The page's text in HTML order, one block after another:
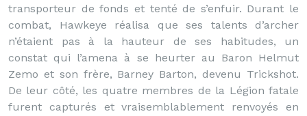
transporteur de fonds et tenté de s’enfuir. Durant le
combat, Hawkeye réalisa que ses talents d’archer
n’étaient pas à la hauteur de ses habitudes, un
constat qui l’amena à se heurter au Baron Helmut
Zemo et son frère, Barney Barton, devenu Trickshot.
De leur côté, les quatre membres de la Légion fatale
furent capturés et vraisemblablement renvoyés en